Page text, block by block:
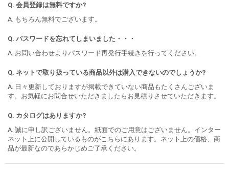
Q. 会員登録は無料ですか?
A. もちろん無料でございます。
Q. パスワードを忘れてしまいました・・・
A. お問い合わせよりパスワード再発行手続きを行ってください。
Q. ネットで取り扱っている商品以外は購入できないのでしょうか?
A. 日々更新しておりますが掲載できていない商品もたくさんございま
す。お気軽にお問合せいただきましたらお見積りさせていただきます。
Q. カタログはありますか?
A. 誠に申し訳ございません。紙面でのご用意はございません。インター
ネット上に公開しているものがこちらにあります。ネット上の価格、商
品が最新なのであらかじめご了承ください。